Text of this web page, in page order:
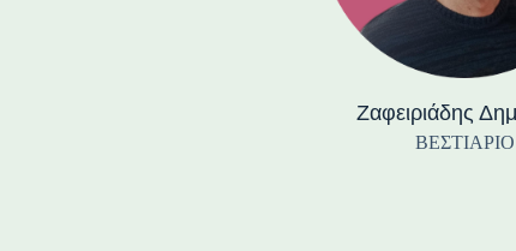
Ζαφειριάδης
ΒΕΣΤΙΑΡΙΟ